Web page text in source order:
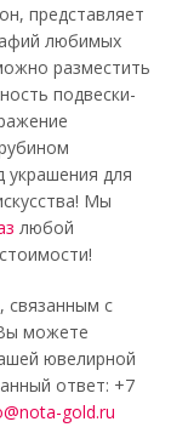
представляет
любимых
разместить
подвески-
украшения для
Мы
любой
связанным с
можете
ювелирной
ответ: +7
gold.ru